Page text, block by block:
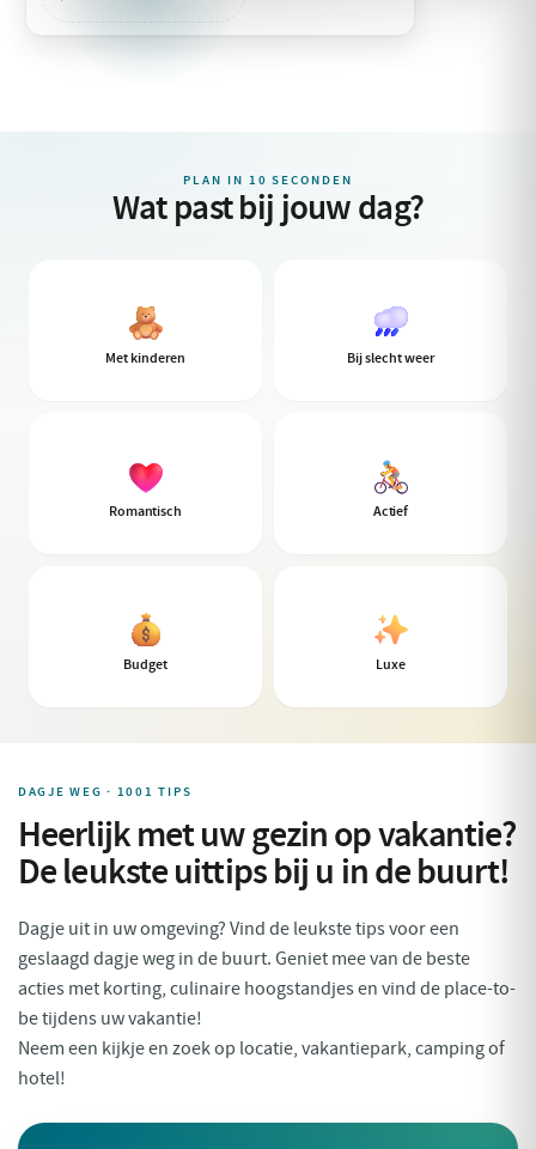
PLAN IN 10 SECONDEN
Wat past bij jouw dag?
Met kinderen Bij slecht weer
Romantisch Actief
Budget Luxe
DAGJE WEG · 1001 TIPS
Heerlijk met uw gezin op vakantie?
De leukste uittips bij u in de buurt!
Dagje uit in uw omgeving? Vind de leukste tips voor een
geslaagd dagje weg in de buurt. Geniet mee van de beste
acties met korting, culinaire hoogstandjes en vind de place-to-
be tijdens uw vakantie!
Neem een kijkje en zoek op locatie, vakantiepark, camping of
hotel!